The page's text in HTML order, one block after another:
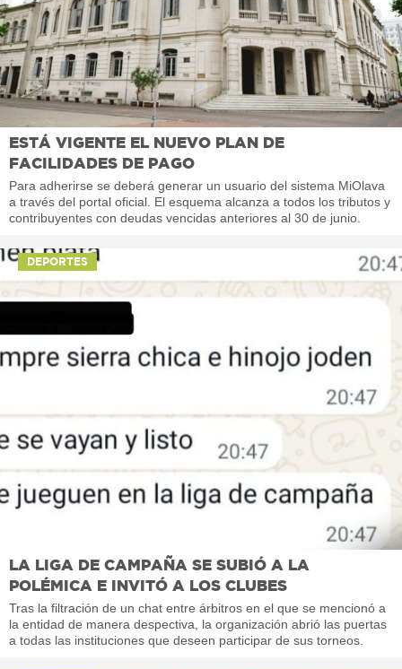
ESTÁ VIGENTE EL NUEVO PLAN DE
FACILIDADES DE PAGO
Para adherirse se deberá generar un usuario del sistema MiOlava
a través del portal oficial. El esquema alcanza a todos los tributos y
contribuyentes con deudas vencidas anteriores al 30 de junio.
DEPORTES
LA LIGA DE CAMPAÑA SE SUBIÓ A LA
POLÉMICA E INVITÓ A LOS CLUBES
Tras la filtración de un chat entre árbitros en el que se mencionó a
la entidad de manera despectiva, la organización abrió las puertas
a todas las instituciones que deseen participar de sus torneos.